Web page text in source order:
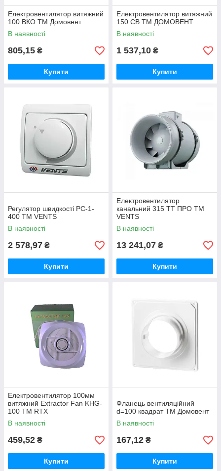
Електровентилятор витяжний
100 ВКО ТМ Домовент
В наявності
805,15 ₴
Купити
Електровентилятор витяжний
150 СВ ТМ ДОМОВЕНТ
В наявності
1 537,10 ₴
Купити
Регулятор швидкості РС-1-
400 ТМ VENTS
В наявності
2 578,97 ₴
Купити
Електровентилятор
канальний 315 ТТ ПРО ТМ
VENTS
В наявності
13 241,07 ₴
Купити
Електровентилятор 100мм
витяжний Extractor Fan KHG-
100 ТМ RTX
В наявності
459,52 ₴
Купити
Фланець вентиляційний
d=100 квадрат ТМ Домовент
В наявності
167,12 ₴
Купити